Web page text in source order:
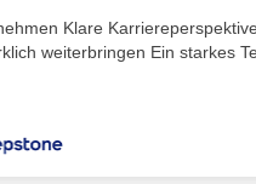
Klare
weiterbringen Ein starkes